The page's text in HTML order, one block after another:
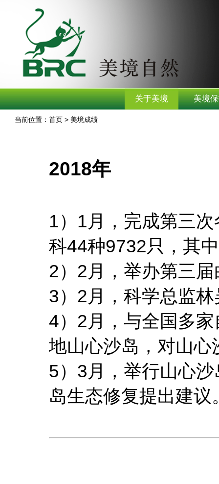
关于美境 美境
当前位置：首页 > 美境成绩
2018年
1）1月，完成第三
科44种9732只，其
2）2月，举办第三
3）2月，科学总监
4）2月，与全国多
地山心沙岛，对山
5）3月，举行山心
岛生态修复提出建议